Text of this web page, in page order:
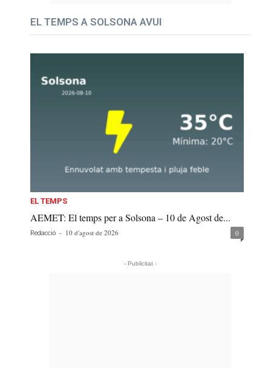
EL TEMPS A SOLSONA AVUI
EL TEMPS
AEMET: El temps per a Solsona – 10 de Agost de...
Redacció - 10 d'agost de 2026 0
- Publicitat -